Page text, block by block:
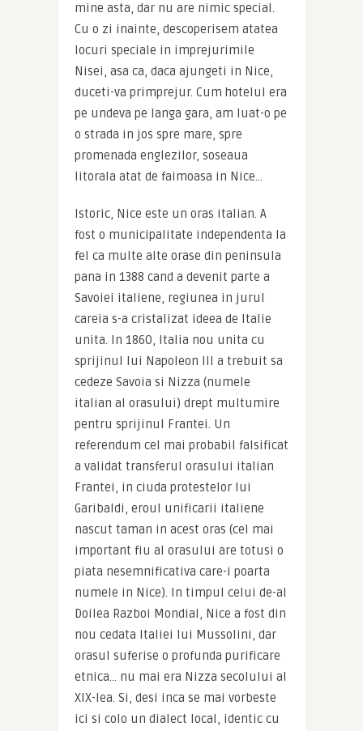
mine asta, dar nu are nimic special.
Cu o zi inainte, descoperisem atatea
locuri speciale in imprejurimile
Nisei, asa ca, daca ajungeti in Nice,
duceti-va primprejur. Cum hotelul era
pe undeva pe langa gara, am luat-o pe
o strada in jos spre mare, spre
promenada englezilor, soseaua
litorala atat de faimoasa in Nice…
Istoric, Nice este un oras italian. A
fost o municipalitate independenta la
fel ca multe alte orase din peninsula
pana in 1388 cand a devenit parte a
Savoiei italiene, regiunea in jurul
careia s-a cristalizat ideea de Italie
unita. In 1860, Italia nou unita cu
sprijinul lui Napoleon III a trebuit sa
cedeze Savoia si Nizza (numele
italian al orasului) drept multumire
pentru sprijinul Frantei. Un
referendum cel mai probabil falsificat
a validat transferul orasului italian
Frantei, in ciuda protestelor lui
Garibaldi, eroul unificarii italiene
nascut taman in acest oras (cel mai
important fiu al orasului are totusi o
piata nesemnificativa care-i poarta
numele in Nice). In timpul celui de-al
Doilea Razboi Mondial, Nice a fost din
nou cedata Italiei lui Mussolini, dar
orasul suferise o profunda purificare
etnica… nu mai era Nizza secolului al
XIX-lea. Si, desi inca se mai vorbeste
ici si colo un dialect local, identic cu